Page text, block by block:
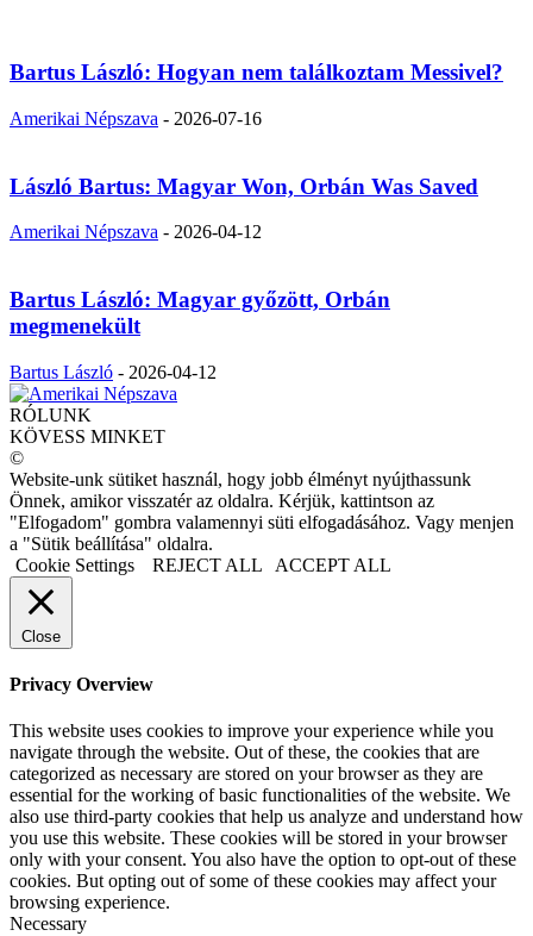
Bartus László: Hogyan nem találkoztam Messivel?
Amerikai Népszava - 2026-07-16
László Bartus: Magyar Won, Orbán Was Saved
Amerikai Népszava - 2026-04-12
Bartus László: Magyar győzött, Orbán
megmenekült
Bartus László - 2026-04-12
RÓLUNK
KÖVESS MINKET
©
Website-unk sütiket használ, hogy jobb élményt nyújthassunk
Önnek, amikor visszatér az oldalra. Kérjük, kattintson az
"Elfogadom" gombra valamennyi süti elfogadásához. Vagy menjen
a "Sütik beállítása" oldalra.
Cookie Settings
REJECT ALL ACCEPT ALL
Close
Privacy Overview
This website uses cookies to improve your experience while you
navigate through the website. Out of these, the cookies that are
categorized as necessary are stored on your browser as they are
essential for the working of basic functionalities of the website. We
also use third-party cookies that help us analyze and understand how
you use this website. These cookies will be stored in your browser
only with your consent. You also have the option to opt-out of these
cookies. But opting out of some of these cookies may affect your
browsing experience.
Necessary